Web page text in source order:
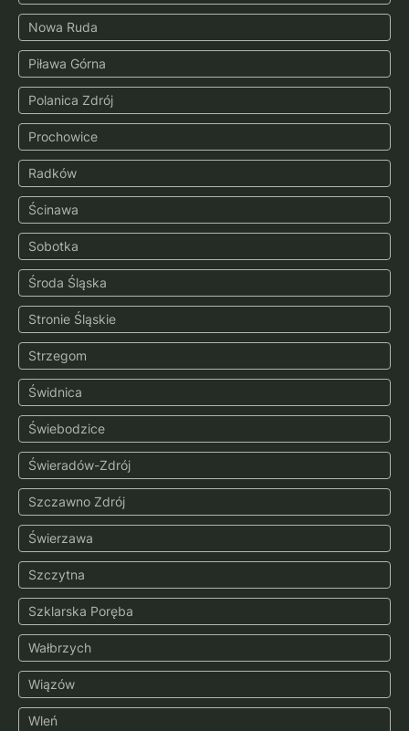
Nowa Ruda
Piława Górna
Polanica Zdrój
Prochowice
Radków
Ścinawa
Sobotka
Środa Śląska
Stronie Śląskie
Strzegom
Świdnica
Świebodzice
Świeradów-Zdrój
Szczawno Zdrój
Świerzawa
Szczytna
Szklarska Poręba
Wałbrzych
Wiązów
Wleń